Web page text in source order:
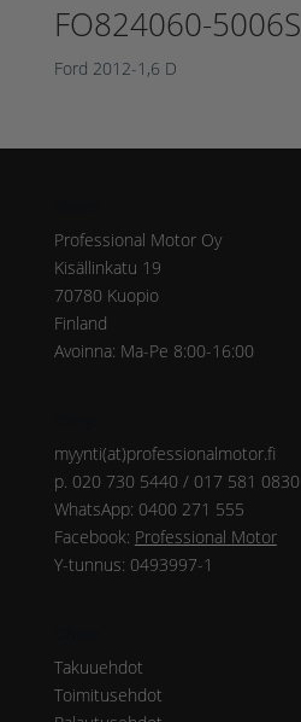
FO824060-5006S
Ford 2012-1,6 D
Professional Motor Oy
Kisällinkatu 19
70780 Kuopio
Finland
Avoinna: Ma-Pe 8:00-16:00
myynti(at)professionalmotor.fi
p. 020 730 5440 / 017 581 0830
WhatsApp: 0400 271 555
Facebook: Professional Motor
Y-tunnus: 0493997-1
Takuuehdot
Toimitusehdot